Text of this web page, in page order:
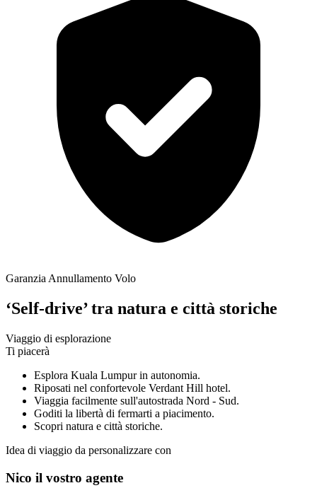
Garanzia Annullamento Volo
‘Self-drive’ tra natura e città storiche
Viaggio di esplorazione
Ti piacerà
Esplora Kuala Lumpur in autonomia.
Riposati nel confortevole Verdant Hill hotel.
Viaggia facilmente sull'autostrada Nord - Sud.
Goditi la libertà di fermarti a piacimento.
Scopri natura e città storiche.
Idea di viaggio da personalizzare con
Nico il vostro agente